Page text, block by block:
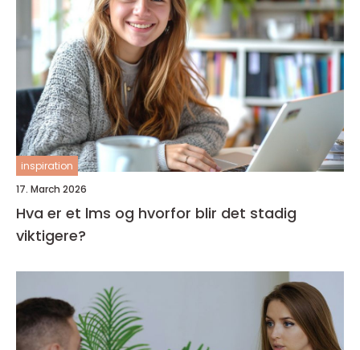
inspiration
17. March 2026
Hva er et lms og hvorfor blir det stadig
viktigere?